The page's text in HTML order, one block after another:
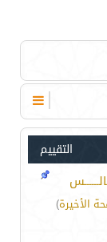
التقييم
الأخيرة)